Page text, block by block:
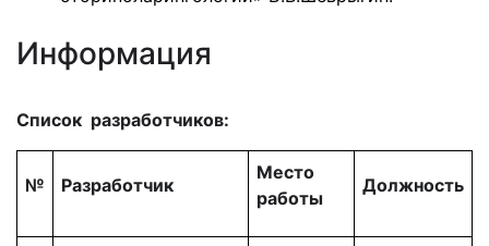
Информация
Список разработчиков:
№ Разработчик
Место
работы
Должность